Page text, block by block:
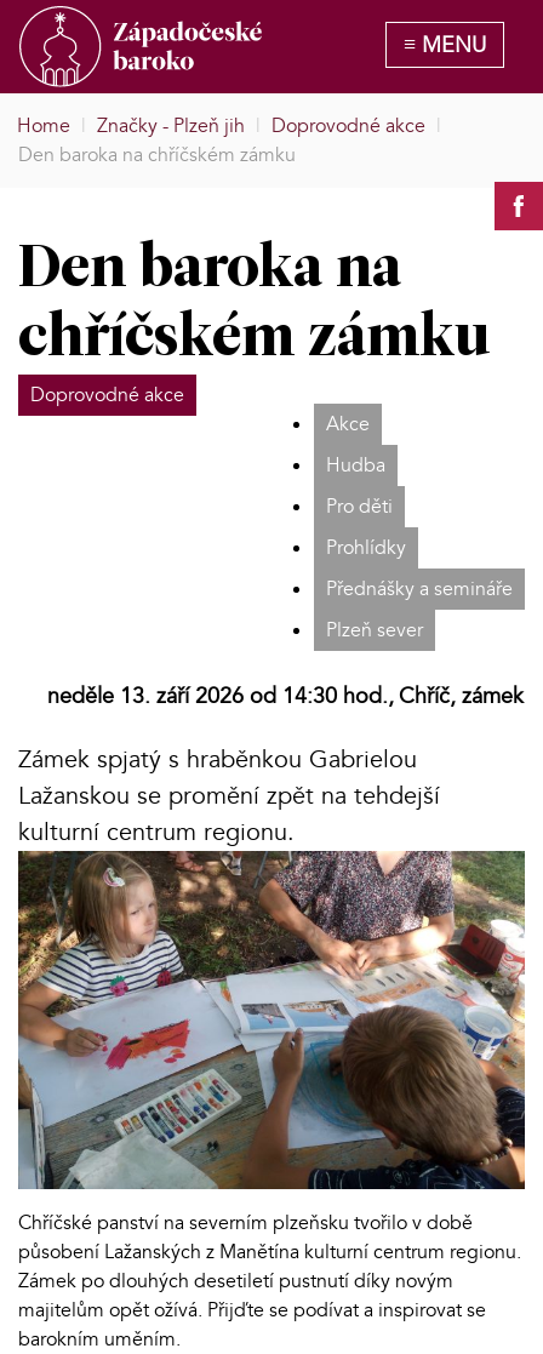
Home | Značky - Plzeň jih | Doprovodné akce |
Den baroka na chříčském zámku
Den baroka na
chříčském zámku
Doprovodné akce
Akce
Hudba
Pro děti
Prohlídky
Přednášky a semináře
Plzeň sever
neděle 13. září 2026 od 14:30 hod.,Chříč, zámek
Zámek spjatý s hraběnkou Gabrielou
Lažanskou se promění zpět na tehdejší
kulturní centrum regionu.
Chříčské panství na severním plzeňsku tvořilo v době
působení Lažanských z Manětína kulturní centrum regionu.
Zámek po dlouhých desetiletí pustnutí díky novým
majitelům opět ožívá. Přijďte se podívat a inspirovat se
barokním uměním.